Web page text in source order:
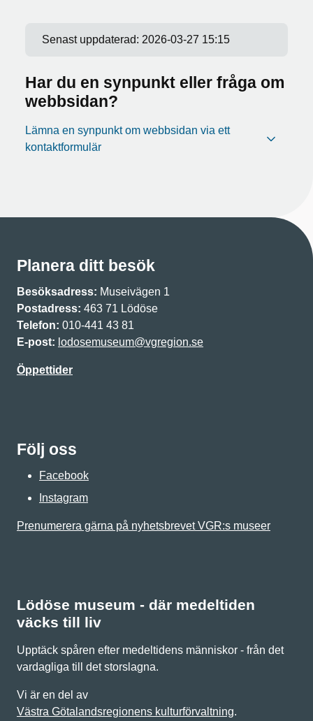
Senast uppdaterad: 2026-03-27 15:15
Har du en synpunkt eller fråga om
webbsidan?
Lämna en synpunkt om webbsidan via ett
kontaktformulär
Planera ditt besök
Besöksadress: Museivägen 1
Postadress: 463 71 Lödöse
Telefon: 010-441 43 81
E-post: lodosemuseum@vgregion.se
Öppettider
Följ oss
Facebook
Instagram
Prenumerera gärna på nyhetsbrevet VGR:s museer
Lödöse museum - där medeltiden
väcks till liv
Upptäck spåren efter medeltidens människor - från det
vardagliga till det storslagna.
Vi är en del av
Västra Götalandsregionens kulturförvaltning.